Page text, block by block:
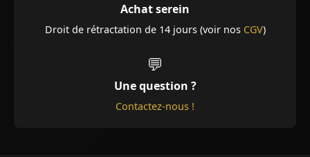
Achat serein
Droit de rétractation de 14 jours (voir nos CGV)
💬
Une question ?
Contactez-nous !